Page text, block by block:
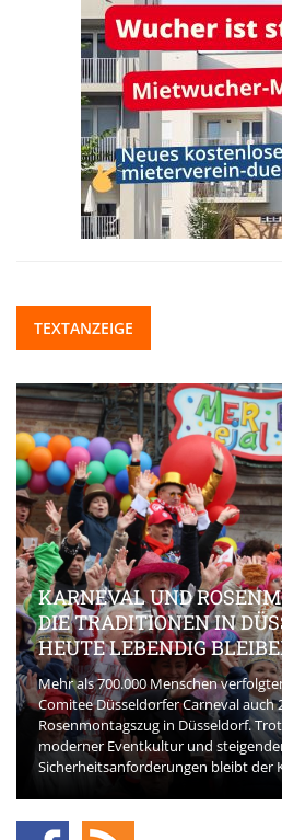
TEXTANZEIGE
KARNEVAL UND
DIE TRADITIONEN IN
HEUTE LEBENDIG
Mehr als 700.000 Menschen
Comitee Düsseldorfer Carneval auch
Rosenmontagszug in Düsseldorf.
moderner Eventkultur und
Sicherheitsanforderungen bleibt der